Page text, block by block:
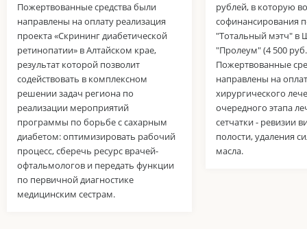
Пожертвованные средства были
направлены на оплату реализация
проекта «Скрининг диабетической
ретинопатии» в Алтайском крае,
результат которой позволит
содействовать в комплексном
решении задач региона по
реализации мероприятий
программы по борьбе с сахарным
диабетом: оптимизировать рабочий
процесс, сберечь ресурс врачей-
офтальмологов и передать функции
по первичной диагностике
медицинским сестрам.
рублей, в которую
софинансирования
"Тотальный мэтч" в
"Пролеум" (4 500
Пожертвованные
направлены на
хирургического
очередного этапа
сетчатки - ревизии
полости, удаления
масла.